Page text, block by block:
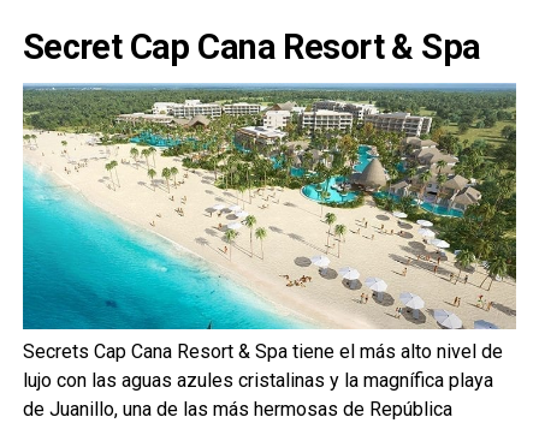
Secret Cap Cana Resort & Spa
Secrets Cap Cana Resort & Spa tiene el más alto nivel de
lujo con las aguas azules cristalinas y la magnífica playa
de Juanillo, una de las más hermosas de República